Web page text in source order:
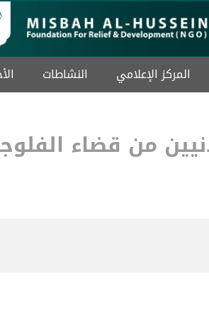
المركز الإعلامي النشاطات
من قضاء